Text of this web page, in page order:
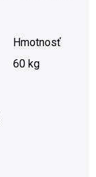
Hmotnosť
60 kg